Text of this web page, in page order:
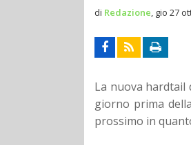
di Redazione gio 27
La nuova hardtail
giorno prima
prossimo in